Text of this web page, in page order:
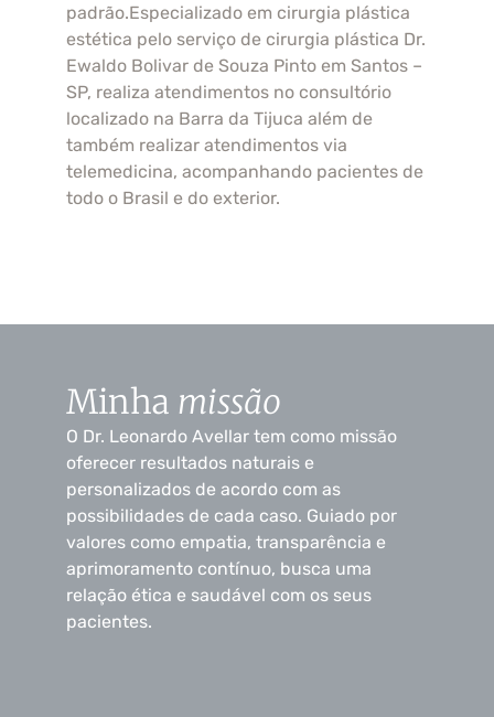
padrão.Especializado em cirurgia plástica
estética pelo serviço de cirurgia plástica Dr.
Ewaldo Bolivar de Souza Pinto em Santos –
SP, realiza atendimentos no consultório
localizado na Barra da Tijuca além de
também realizar atendimentos via
telemedicina, acompanhando pacientes de
todo o Brasil e do exterior.
Minha missão
O Dr. Leonardo Avellar tem como missão
oferecer resultados naturais e
personalizados de acordo com as
possibilidades de cada caso. Guiado por
valores como empatia, transparência e
aprimoramento contínuo, busca uma
relação ética e saudável com os seus
pacientes.